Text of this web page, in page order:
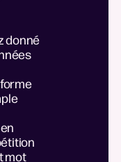
donné
mot